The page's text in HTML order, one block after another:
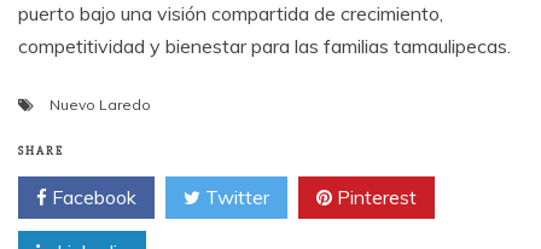
puerto bajo una visión compartida de crecimiento,
competitividad y bienestar para las familias tamaulipecas.
Nuevo Laredo
SHARE
Facebook Twitter Pinterest